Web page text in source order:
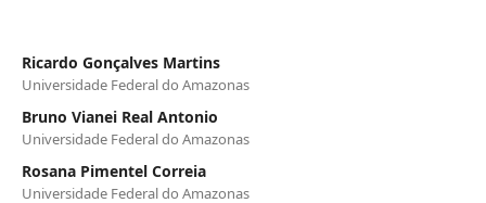
Ricardo Gonçalves Martins
Universidade Federal do Amazonas
Bruno Vianei Real Antonio
Universidade Federal do Amazonas
Rosana Pimentel Correia
Universidade Federal do Amazonas